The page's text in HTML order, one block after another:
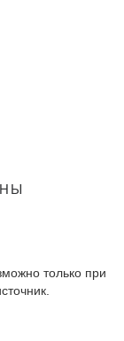
только при